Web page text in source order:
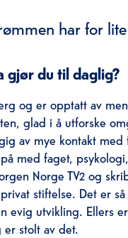
har for
gjør du til daglig?
og er opptatt av
glad i å utforske
av mye kontakt
med faget,
Norge TV2 og
stiftelse. Det er
evig utvikling. Ellers
stolt av det.